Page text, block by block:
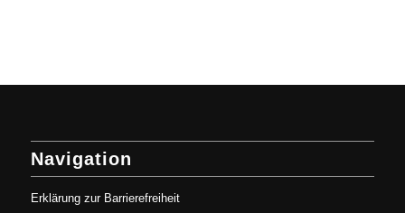
Navigation
Erklärung zur Barrierefreiheit